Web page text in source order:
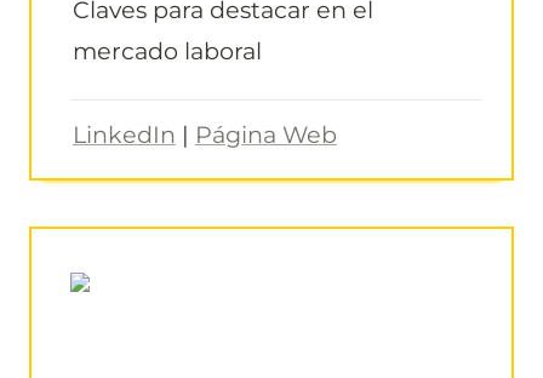
Claves para destacar en el
mercado laboral
LinkedIn | Página Web